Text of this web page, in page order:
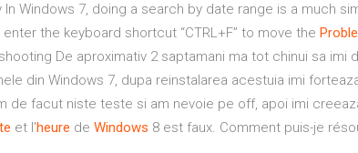
In Windows 7, doing a search by date range is a much
enter the keyboard shortcut “CTRL+F” to move the
De aproximativ 2 saptamani ma tot chinui sa imi
din Windows 7, dupa reinstalarea acestuia imi
de facut niste teste si am nevoie pe off, apoi imi
et l'heure de Windows 8 est faux. Comment puis-je